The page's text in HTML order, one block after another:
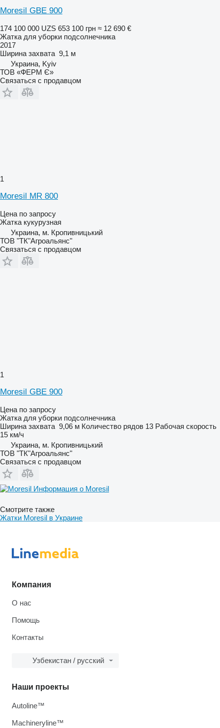
Moresil GBE 900
174 100 000 UZS 653 100 грн ≈ 12 690 €
Жатка для уборки подсолнечника
2017
Ширина захвата 9,1 м
Украина, Kyiv
ТОВ «ФЕРМ Є»
Связаться с продавцом
1
Moresil MR 800
Цена по запросу
Жатка кукурузная
Украина, м. Кропивницький
ТОВ "ТК"Агроальянс"
Связаться с продавцом
1
Moresil GBE 900
Цена по запросу
Жатка для уборки подсолнечника
Ширина захвата 9,06 м Количество рядов 13 Рабочая скорость
15 км/ч
Украина, м. Кропивницький
ТОВ "ТК"Агроальянс"
Связаться с продавцом
Информация о Moresil
Смотрите также
Жатки Moresil в Украине
Компания
О нас
Помощь
Контакты
Узбекистан / русский
Наши проекты
Autoline™
Machineryline™